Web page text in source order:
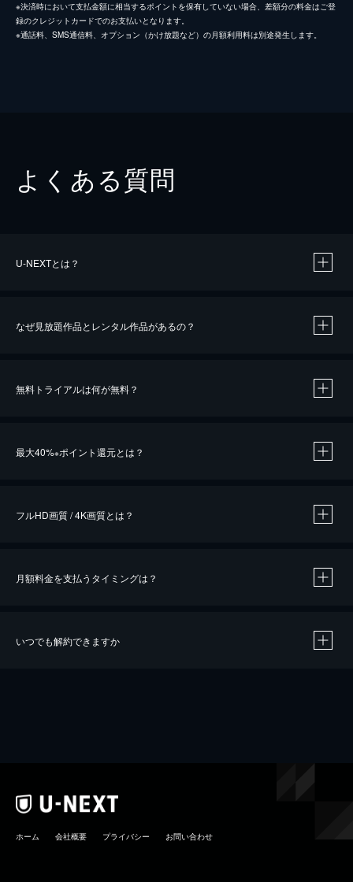
※決済時において支払金額に相当するポイントを保有していない場合、差額分の料金はご登
録のクレジットカードでのお支払いとなります。
※通話料、SMS通信料、オプション（かけ放題など）の月額利用料は別途発生します。
よくある質問
U-NEXTとは？
なぜ見放題作品とレンタル作品があるの？
無料トライアルは何が無料？
最大40%※ポイント還元とは？
※40％ポイント還元の対象は、クレジットカード決済による作品の購入 / レンタルです。
フルHD画質 / 4K画質とは？
月額料金を支払うタイミングは？
いつでも解約できますか
ホーム 会社概要 プライバシー お問い合わせ